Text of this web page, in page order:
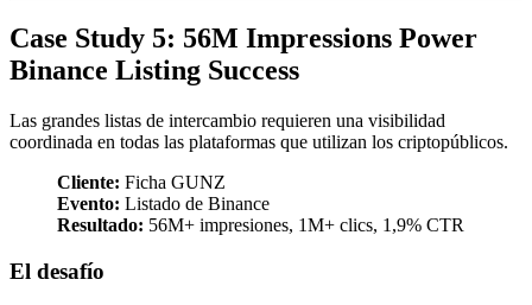
Case Study 5: 56M Impressions Power
Binance Listing Success
Las grandes listas de intercambio requieren una visibilidad
coordinada en todas las plataformas que utilizan los criptopúblicos.
Cliente: Ficha GUNZ
Evento: Listado de Binance
Resultado: 56M+ impresiones, 1M+ clics, 1,9% CTR
El desafío